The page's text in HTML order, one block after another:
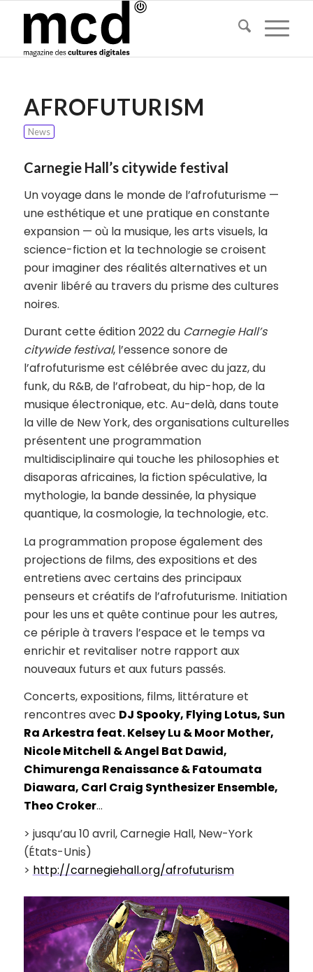
AFROFUTURISM
News
Carnegie Hall’s citywide festival
Un voyage dans le monde de l’afrofuturisme —
une esthétique et une pratique en constante
expansion — où la musique, les arts visuels, la
science-fiction et la technologie se croisent
pour imaginer des réalités alternatives et un
avenir libéré au travers du prisme des cultures
noires.
Durant cette édition 2022 du Carnegie Hall’s
citywide festival, l’essence sonore de
l’afrofuturisme est célébrée avec du jazz, du
funk, du R&B, de l’afrobeat, du hip-hop, de la
musique électronique, etc. Au-delà, dans toute
la ville de New York, des organisations culturelles
présentent une programmation
multidisciplinaire qui touche les philosophies et
disaporas africaines, la fiction spéculative, la
mythologie, la bande dessinée, la physique
quantique, la cosmologie, la technologie, etc.
La programmation propose également des
projections de films, des expositions et des
entretiens avec certains des principaux
penseurs et créatifs de l’afrofuturisme. Initiation
pour les uns et quête continue pour les autres,
ce périple à travers l’espace et le temps va
enrichir et revitaliser notre rapport aux
nouveaux futurs et aux futurs passés.
Concerts, expositions, films, littérature et
rencontres avec DJ Spooky, Flying Lotus, Sun
Ra Arkestra feat. Kelsey Lu & Moor Mother,
Nicole Mitchell & Angel Bat Dawid,
Chimurenga Renaissance & Fatoumata
Diawara, Carl Craig Synthesizer Ensemble,
Theo Croker…
> jusqu’au 10 avril, Carnegie Hall, New-York
(États-Unis)
> http://carnegiehall.org/afrofuturism